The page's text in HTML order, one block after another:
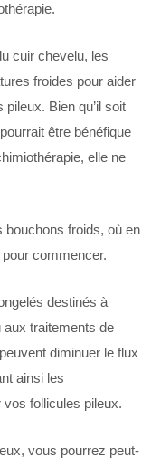
cuir chevelu, les
froides pour aider
Bien qu’il soit
être bénéfique
elle ne
bouchons froids, où en
commencer.
destinés à
aux traitements de
diminuer le flux
ainsi les
vos follicules pileux.
vous pourrez peut-